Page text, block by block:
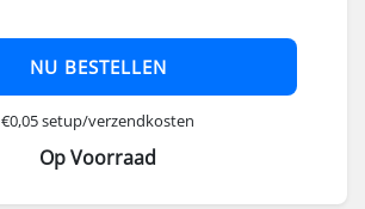
NU BESTELLEN
€0,05 setup/verzendkosten
Op Voorraad